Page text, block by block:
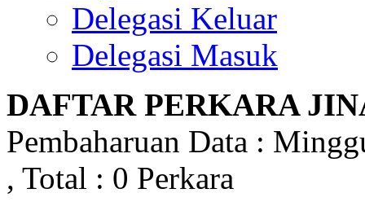
Delegasi Keluar
Delegasi Masuk
DAFTAR PERKARA
Pembaharuan Data :
, Total : 0 Perkara